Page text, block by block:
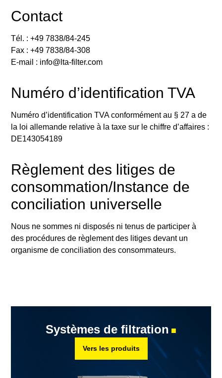
Contact
Tél. : +49 7838/84-245
Fax : +49 7838/84-308
E-mail : info@lta-filter.com
Numéro d’identification TVA
Numéro d’identification TVA conformément au § 27 a de
la loi allemande relative à la taxe sur le chiffre d’affaires :
DE143054189
Règlement des litiges de
consommation/Instance de
conciliation universelle
Nous ne sommes ni disposés ni tenus de participer à
des procédures de règlement des litiges devant un
organisme de conciliation des consommateurs.
Systèmes de filtration ■
Vers les produits